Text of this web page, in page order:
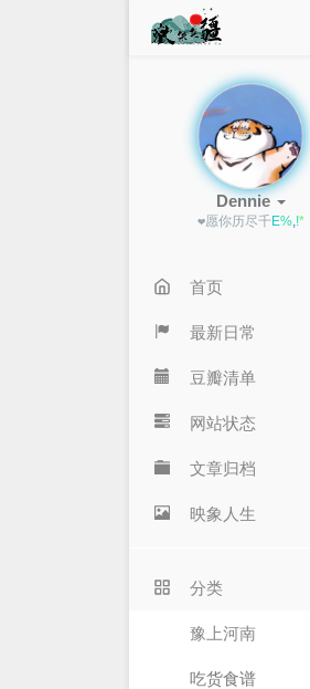
Dennie
❤愿你6ac<c
首页
最新日常
豆瓣清单
网站状态
文章归档
映象人生
分类
豫上河南
吃货食谱